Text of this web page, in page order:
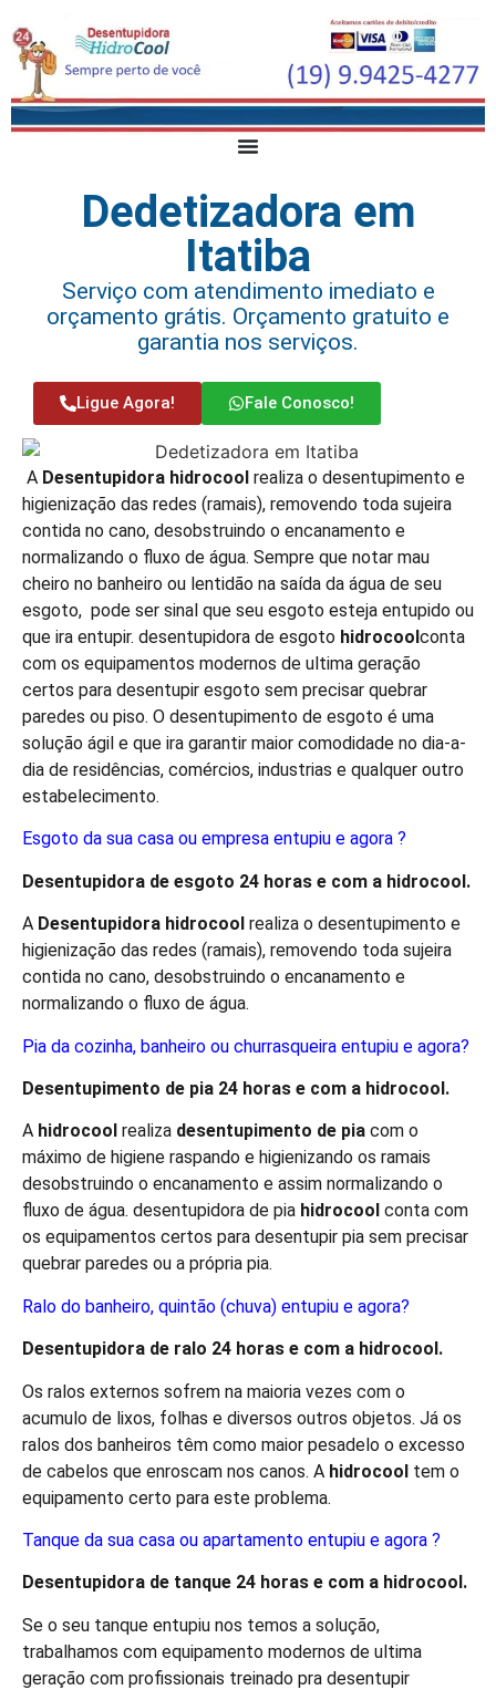
Dedetizadora em
Itatiba
Serviço com atendimento imediato e
orçamento grátis. Orçamento gratuito e
garantia nos serviços.
Ligue Agora! Fale Conosco!
A Desentupidora hidrocool realiza o desentupimento e
higienização das redes (ramais), removendo toda sujeira
contida no cano, desobstruindo o encanamento e
normalizando o fluxo de água. Sempre que notar mau
cheiro no banheiro ou lentidão na saída da água de seu
esgoto, pode ser sinal que seu esgoto esteja entupido ou
que ira entupir. desentupidora de esgoto hidrocoolconta
com os equipamentos modernos de ultima geração
certos para desentupir esgoto sem precisar quebrar
paredes ou piso. O desentupimento de esgoto é uma
solução ágil e que ira garantir maior comodidade no dia-a-
dia de residências, comércios, industrias e qualquer outro
estabelecimento.
Esgoto da sua casa ou empresa entupiu e agora ?
Desentupidora de esgoto 24 horas e com a hidrocool.
A Desentupidora hidrocool realiza o desentupimento e
higienização das redes (ramais), removendo toda sujeira
contida no cano, desobstruindo o encanamento e
normalizando o fluxo de água.
Pia da cozinha, banheiro ou churrasqueira entupiu e agora?
Desentupimento de pia 24 horas e com a hidrocool.
A hidrocool realiza desentupimento de pia com o
máximo de higiene raspando e higienizando os ramais
desobstruindo o encanamento e assim normalizando o
fluxo de água. desentupidora de pia hidrocool conta com
os equipamentos certos para desentupir pia sem precisar
quebrar paredes ou a própria pia.
Ralo do banheiro, quintão (chuva) entupiu e agora?
Desentupidora de ralo 24 horas e com a hidrocool .
Os ralos externos sofrem na maioria vezes com o
acumulo de lixos, folhas e diversos outros objetos. Já os
ralos dos banheiros têm como maior pesadelo o excesso
de cabelos que enroscam nos canos. A hidrocool tem o
equipamento certo para este problema.
Tanque da sua casa ou apartamento entupiu e agora ?
Desentupidora de tanque 24 horas e com a hidrocool .
Se o seu tanque entupiu nos temos a solução,
trabalhamos com equipamento modernos de ultima
geração com profissionais treinado pra desentupir